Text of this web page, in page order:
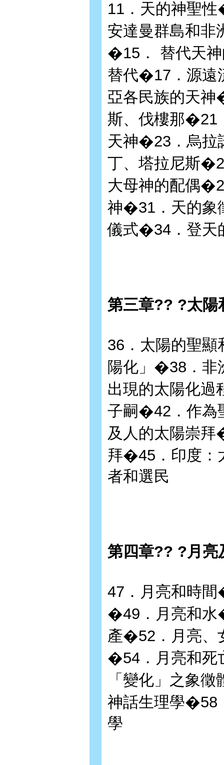
11．天的神聖
安達曼群島和
�15． 替代天
替代�17．源遠
亞各民族的天
斯、伐樓那�21
天神�23．烏拉
丁、塔拉尼斯
大母神的配偶
神�31．天的象
儀式�34．登天
第三章?? ?太陽
36．太陽的聖
陽化」�38．非
出現的太陽化
子嗣�42．作為
及人的太陽崇
拜�45．印度：
者和選民
第四章?? ?月亮
47．月亮和時
�49．月亮和水
產�52．月亮、
�54．月亮和死
「變化」之象
神話生理學�58
學